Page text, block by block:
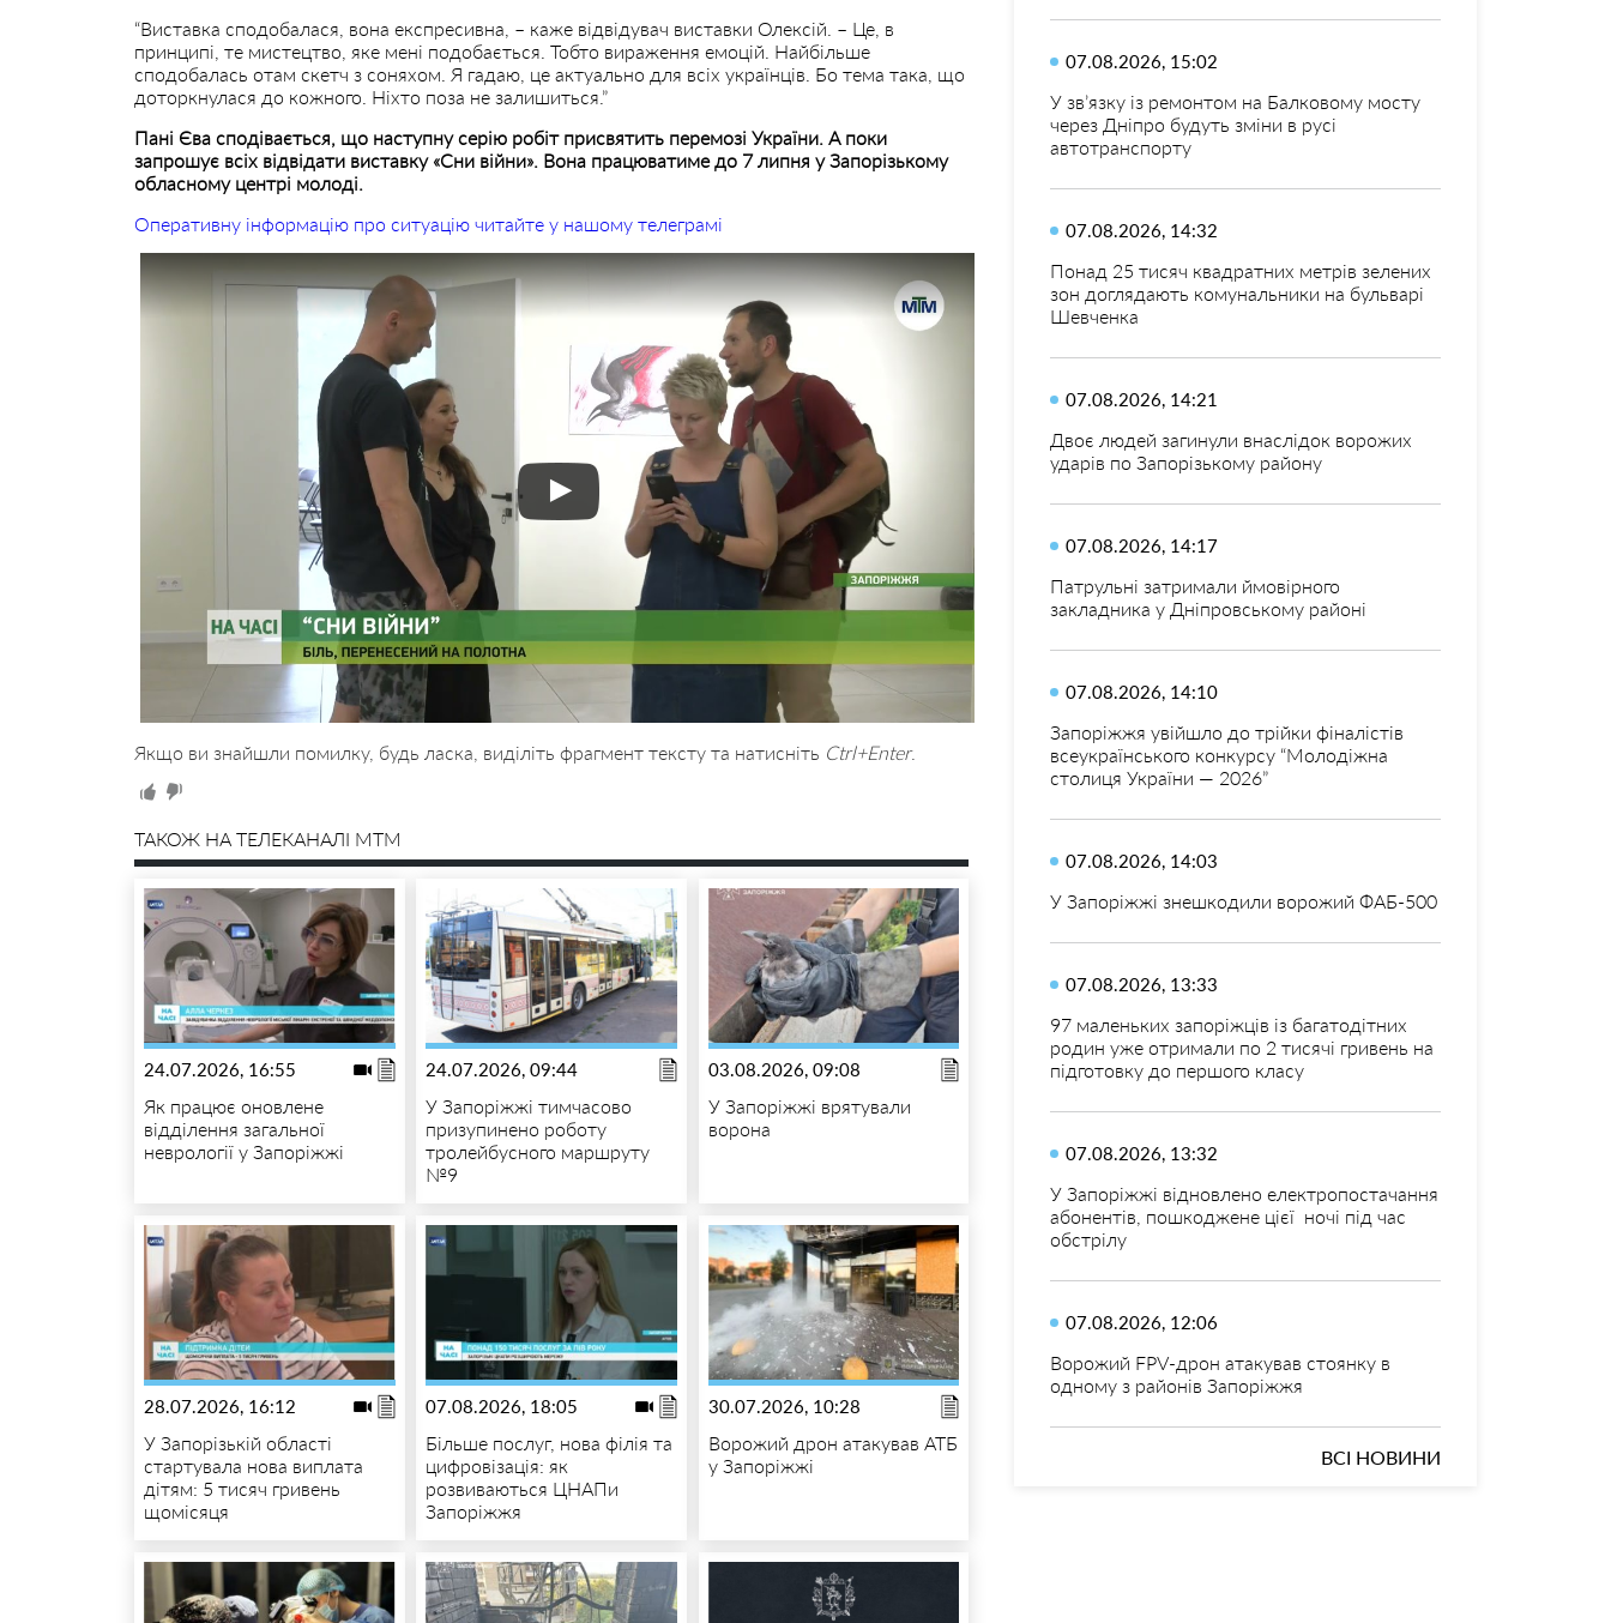
“Виставка сподобалася, вона експресивна, – каже відвідувач виставки Олексій. – Це, в
принципі, те мистецтво, яке мені подобається. Тобто вираження емоцій. Найбільше
сподобалась отам скетч з соняхом. Я гадаю, це актуально для всіх українців. Бо тема така, що
доторкнулася до кожного. Ніхто поза не залишиться.”
Пані Єва сподівається, що наступну серію робіт присвятить перемозі України. А поки
запрошує всіх відвідати виставку «Сни війни». Вона працюватиме до 7 липня у Запорізькому
обласному центрі молоді.
Оперативну інформацію про ситуацію читайте у нашому телеграмі
Якщо ви знайшли помилку, будь ласка, виділіть фрагмент тексту та натисніть Ctrl+Enter.
ТАКОЖ НА ТЕЛЕКАНАЛІ MTM
24.07.2026, 16:55
Як працює оновлене
відділення загальної
неврології у Запоріжжі
24.07.2026, 09:44
У Запоріжжі тимчасово
призупинено роботу
тролейбусного маршруту
№9
03.08.2026, 09:08
У Запоріжжі врятували
ворона
28.07.2026, 16:12
У Запорізькій області
стартувала нова виплата
дітям: 5 тисяч гривень
щомісяця
07.08.2026, 18:05
Більше послуг, нова філія та
цифровізація: як
розвиваються ЦНАПи
Запоріжжя
30.07.2026, 10:28
Ворожий дрон атакував АТБ
у Запоріжжі
07.08.2026, 15:02
У зв’язку із ремонтом на Балковому мосту
через Дніпро будуть зміни в русі
автотранспорту
07.08.2026, 14:32
Понад 25 тисяч квадратних метрів зелених
зон доглядають комунальники на бульварі
Шевченка
07.08.2026, 14:21
Двоє людей загинули внаслідок ворожих
ударів по Запорізькому району
07.08.2026, 14:17
Патрульні затримали ймовірного
закладника у Дніпровському районі
07.08.2026, 14:10
Запоріжжя увійшло до трійки фіналістів
всеукраїнського конкурсу “Молодіжна
столиця України — 2026”
07.08.2026, 14:03
У Запоріжжі знешкодили ворожий ФАБ-500
07.08.2026, 13:33
97 маленьких запоріжців із багатодітних
родин уже отримали по 2 тисячі гривень на
підготовку до першого класу
07.08.2026, 13:32
У Запоріжжі відновлено електропостачання
абонентів, пошкоджене цієї ночі під час
обстрілу
07.08.2026, 12:06
Ворожий FPV-дрон атакував стоянку в
одному з районів Запоріжжя
ВСІ НОВИНИ